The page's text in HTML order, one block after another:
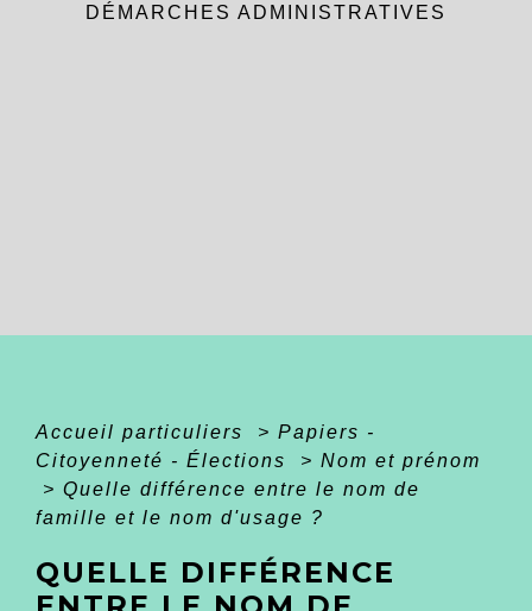
DÉMARCHES ADMINISTRATIVES
Accueil particuliers > Papiers -
Citoyenneté - Élections
> Nom et prénom
> Quelle différence entre le nom de
famille et le nom d'usage ?
QUELLE DIFFÉRENCE